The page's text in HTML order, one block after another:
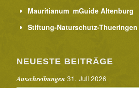
Mauritianum mGuide Altenburg
Stiftung-Naturschutz-Thueringen
NEUESTE BEITRÄGE
Ausschreibungen 31. Juli 2026